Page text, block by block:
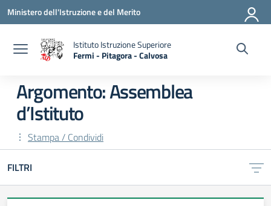
Vai ai contenuti
Vai al menu di navigazione
Vai al footer
Ministero dell'Istruzione e del Merito
Istituto Istruzione Superiore
Fermi - Pitagora - Calvosa
— Visita la pagina iniziale della scuola
Argomento: Assemblea
d’Istituto
Stampa / Condividi
FILTRI